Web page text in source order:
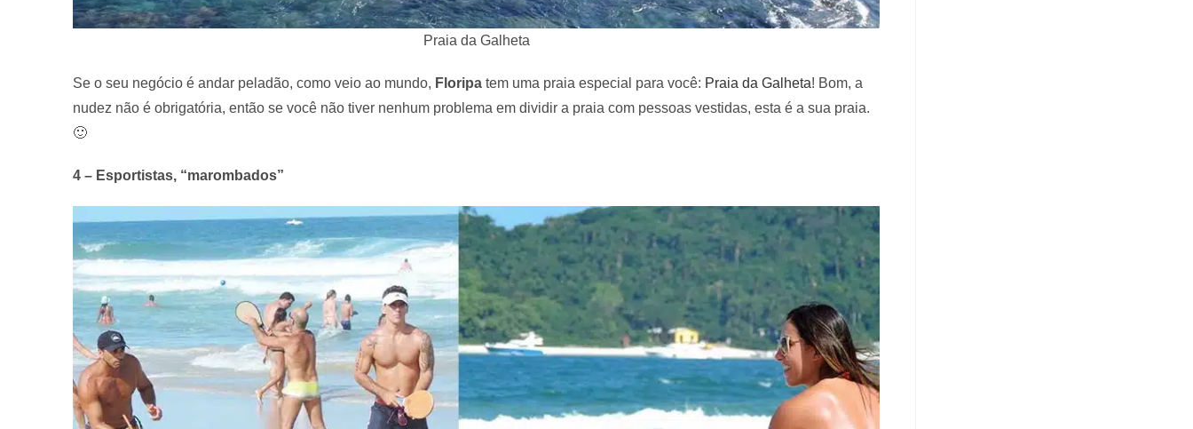
Praia da Galheta
Se o seu negócio é andar peladão, como veio ao mundo, Floripa tem uma praia especial para você: Praia da Galheta! Bom, a
nudez não é obrigatória, então se você não tiver nenhum problema em dividir a praia com pessoas vestidas, esta é a sua praia.
🙂
4 – Esportistas, “marombados”